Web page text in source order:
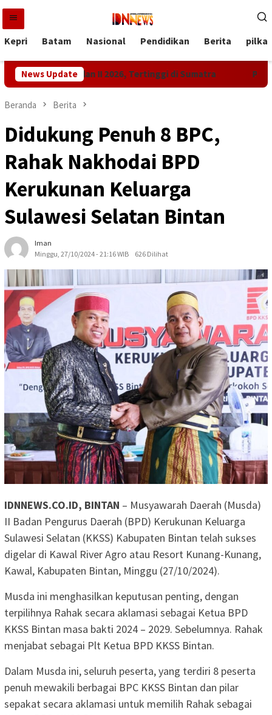
Loncat
konten
Kepri Batam Nasional Pendidikan Berita
News Update
di Triwulan II 2026, Tertinggi di Sumatra Pemprov
Beranda Berita
Didukung Penuh 8 BPC,
Rahak Nakhodai BPD
Kerukunan Keluarga
Sulawesi Selatan Bintan
Iman
Minggu, 27/10/2024 - 21:16 WIB
626 Dilihat
IDNNEWS.CO.ID, BINTAN – Musyawarah Daerah (Musda)
II Badan Pengurus Daerah (BPD) Kerukunan Keluarga
Sulawesi Selatan (KKSS) Kabupaten Bintan telah sukses
digelar di Kawal River Agro atau Resort Kunang-Kunang,
Kawal, Kabupaten Bintan, Minggu (27/10/2024).
Musda ini menghasilkan keputusan penting, dengan
terpilihnya Rahak secara aklamasi sebagai Ketua BPD
KKSS Bintan masa bakti 2024 – 2029. Sebelumnya. Rahak
menjabat sebagai Plt Ketua BPD KKSS Bintan.
Dalam Musda ini, seluruh peserta, yang terdiri 8 peserta
penuh mewakili berbagai BPC KKSS Bintan dan pilar
sepakat secara aklamasi untuk memilih Rahak sebagai